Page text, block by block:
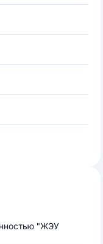
"ЖЭУ